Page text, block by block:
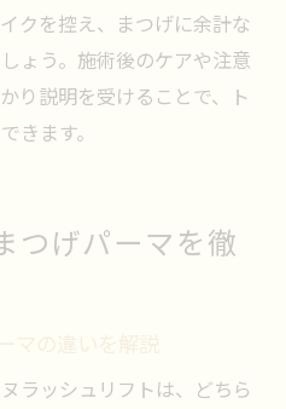
クを控え、まつげに余計な
ょう。施術後のケアや注意
り説明を受けることで、ト
きます。
つげパーマを徹
マの違いを解説
ラッシュリフトは、どちら